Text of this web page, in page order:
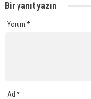
Bir yanıt yazın
Yorum *
Ad *